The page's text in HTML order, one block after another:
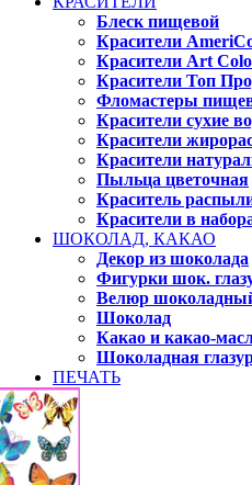
Блеск пищевой
Красители
Красители Art
Красители Топ
Фломастеры
Красители сухие
Красители
Красители
Пыльца цветочная
Краситель
Красители в
ШОКОЛАД, КАКАО
Декор из шоколада
Фигурки шок.
Велюр
Шоколад
Какао и какао-
Шоколадная
ПЕЧАТЬ